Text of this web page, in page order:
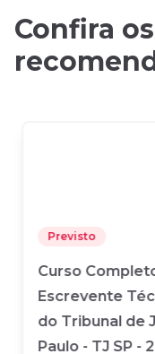
Confira
Previsto
Curso
Escrevente
do Tribunal de
Paulo - TJ SP -